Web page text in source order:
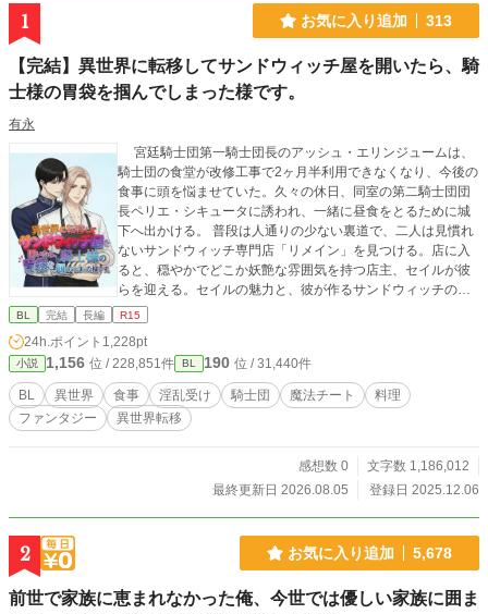
1 お気に入り追加 313
【完結】異世界に転移してサンドウィッチ屋を開いたら、騎
士様の胃袋を掴んでしまった様です。
有永
宮廷騎士団第一騎士団長のアッシュ・エリンジュームは、
騎士団の食堂が改修工事で2ヶ月半利用できなくなり、今後の
食事に頭を悩ませていた。久々の休日、同室の第二騎士団団
長ペリエ・シキュータに誘われ、一緒に昼食をとるために城
下へ出かける。 普段は人通りの少ない裏道で、二人は見慣れ
ないサンドウィッチ専門店「リメイン」を見つける。店に入
ると、穏やかでどこか妖艶な雰囲気を持つ店主、セイルが彼
らを迎える。セイルの魅力と、彼が作るサンドウィッチのあ
まりの美味しさに、食事に無頓着だったアッシュは心を奪わ
BL 完結 長編 R15
24h.ポイント 1,228pt
小説 1,156 位 / 228,851件 BL 190 位 / 31,440件
BL 異世界 食事 淫乱受け 騎士団 魔法チート
料理
ファンタジー
異世界転移
感想数 0
文字数 1,186,012
最終更新日 2026.08.05
登録日 2025.12.06
2 お気に入り追加 5,678
前世で家族に恵まれなかった俺、今世では優しい家族に囲ま